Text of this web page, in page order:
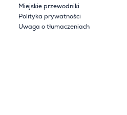
Miejskie przewodniki
Polityka prywatności
Uwaga o tłumaczeniach